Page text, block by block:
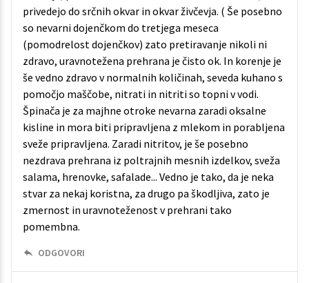
privedejo do srčnih okvar in okvar živčevja. ( Še posebno
so nevarni dojenčkom do tretjega meseca
(pomodrelost dojenčkov) zato pretiravanje nikoli ni
zdravo, uravnotežena prehrana je čisto ok. In korenje je
še vedno zdravo v normalnih količinah, seveda kuhano s
pomočjo maščobe, nitrati in nitriti so topni v vodi.
Špinača je za majhne otroke nevarna zaradi oksalne
kisline in mora biti pripravljena z mlekom in porabljena
sveže pripravljena. Zaradi nitritov, je še posebno
nezdrava prehrana iz poltrajnih mesnih izdelkov, sveža
salama, hrenovke, safalade... Vedno je tako, da je neka
stvar za nekaj koristna, za drugo pa škodljiva, zato je
zmernost in uravnoteženost v prehrani tako
pomembna.
ODGOVORI